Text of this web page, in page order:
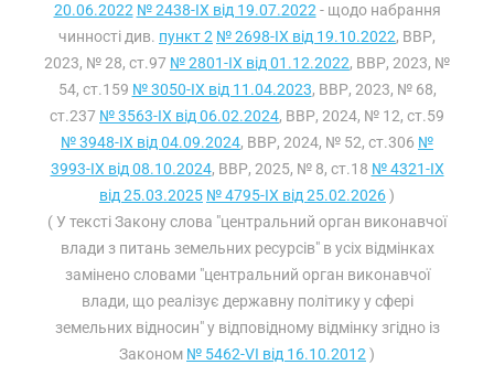
20.06.2022 № 2438-IX від 19.07.2022 - щодо набрання
чинності див. пункт 2 № 2698-IX від 19.10.2022, ВВР,
2023, № 28, ст.97 № 2801-IX від 01.12.2022, ВВР, 2023, №
54, ст.159 № 3050-IX від 11.04.2023, ВВР, 2023, № 68,
ст.237 № 3563-IX від 06.02.2024, ВВР, 2024, № 12, ст.59
№ 3948-IX від 04.09.2024, ВВР, 2024, № 52, ст.306 №
3993-IX від 08.10.2024, ВВР, 2025, № 8, ст.18 № 4321-IX
від 25.03.2025 № 4795-IX від 25.02.2026)
( У тексті Закону слова "центральний орган виконавчої
влади з питань земельних ресурсів" в усіх відмінках
замінено словами "центральний орган виконавчої
влади, що реалізує державну політику у сфері
земельних відносин" у відповідному відмінку згідно із
Законом № 5462-VI від 16.10.2012 )